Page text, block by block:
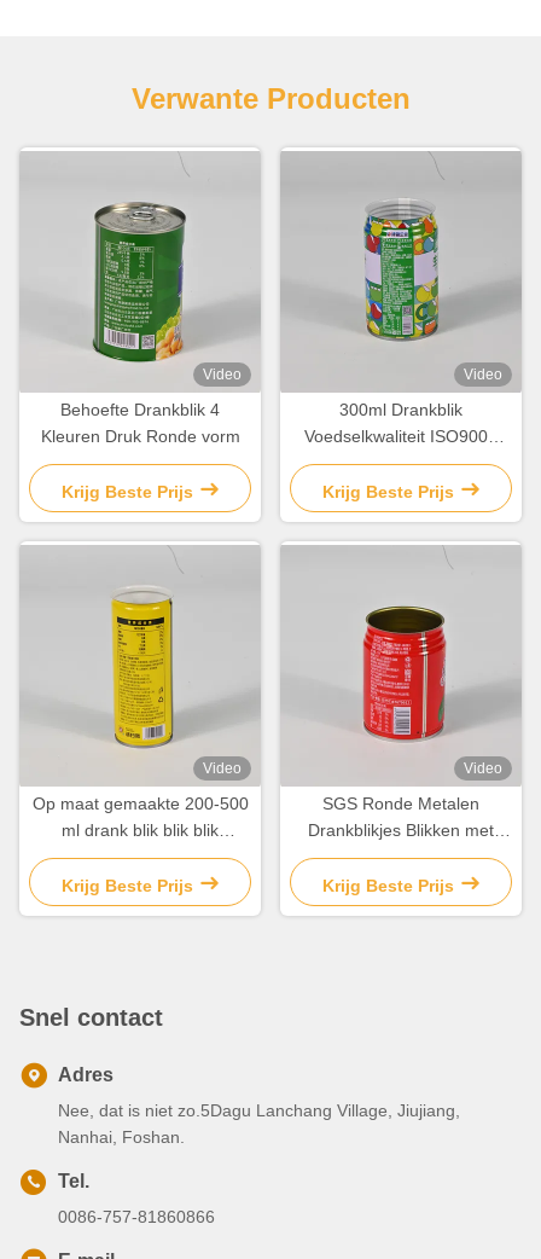
Verwante Producten
Video
Behoefte Drankblik 4
Kleuren Druk Ronde vorm
Krijg Beste Prijs
Video
300ml Drankblik
Voedselkwaliteit ISO9001
Bedrukte Blikken Containers
Krijg Beste Prijs
Video
Op maat gemaakte 200-500
ml drank blik blik blik
verpakking PMS drukwerk
Krijg Beste Prijs
Video
SGS Ronde Metalen
Drankblikjes Blikken met
Opdruk
Krijg Beste Prijs
Snel contact
Adres
Nee, dat is niet zo.5Dagu Lanchang Village, Jiujiang,
Nanhai, Foshan.
Tel.
0086-757-81860866